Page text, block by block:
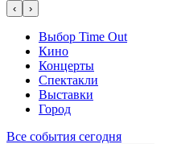
‹ ›
Выбор Time Out
Кино
Концерты
Спектакли
Выставки
Город
Все события сегодня